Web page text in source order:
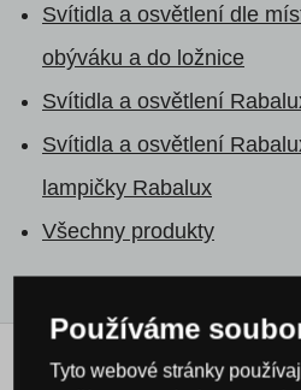
Svítidla a osvětlení dle
obýváku a do ložnice
Svítidla a osvětlení
Svítidla a osvětlení
lampičky Rabalux
Všechny produkty
Používáme
Tyto webové stránky